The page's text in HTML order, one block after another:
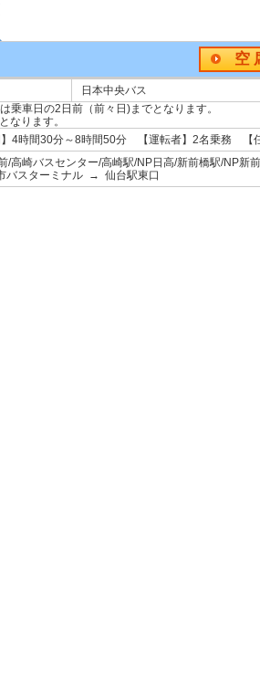
空
日本中央バス
乗車日の2日前（前々日)までとなります。
なります。
時間30分～8時間50分 【運転者】2名乗務 【
崎バスセンター/高崎駅/NP日高/新前橋駅/NP新
バスターミナル → 仙台駅東口